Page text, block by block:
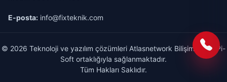
E-posta: info@fixteknik.com
© 2026 Teknoloji ve yazılım çözümleri Atlasnetwork Bilişim A.Ş & Pi-
Soft ortaklığıyla sağlanmaktadır.
Tüm Hakları Saklıdır.